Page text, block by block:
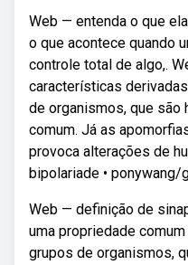
Web — entenda o que
o que acontece quando
controle total de algo,.
características
de organismos, que são
comum. Já as
provoca alterações de
bipolariade • ponywang/
Web — definição de
uma propriedade
grupos de organismos,